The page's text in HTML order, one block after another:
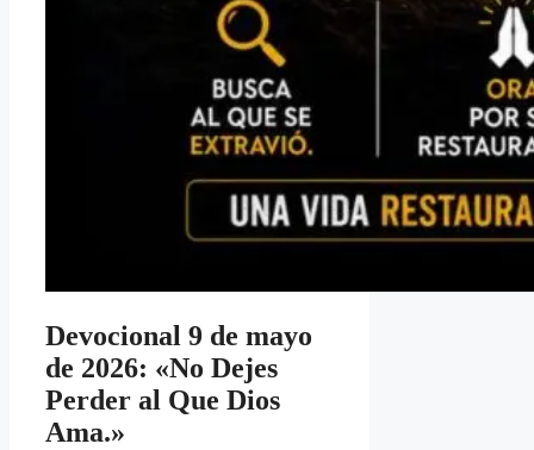
Devocional 9 de mayo
de 2026: «No Dejes
Perder al Que Dios
Ama.»